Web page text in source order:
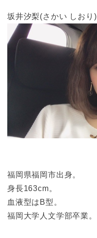
坂井汐梨(さかい しおり)
福岡県福岡市出身。
身長163cm。
血液型はB型。
福岡大学人文学部卒業。